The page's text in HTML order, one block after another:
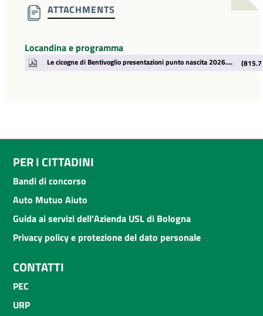
ATTACHMENTS
Locandina e programma
Le cicogne di Bentivoglio presentazioni punto nascita 2026.pdf (815.7
PER I CITTADINI
Bandi di concorso
Auto Mutuo Aiuto
Guida ai servizi dell'Azienda USL di Bologna
Privacy policy e protezione del dato personale
CONTATTI
PEC
URP